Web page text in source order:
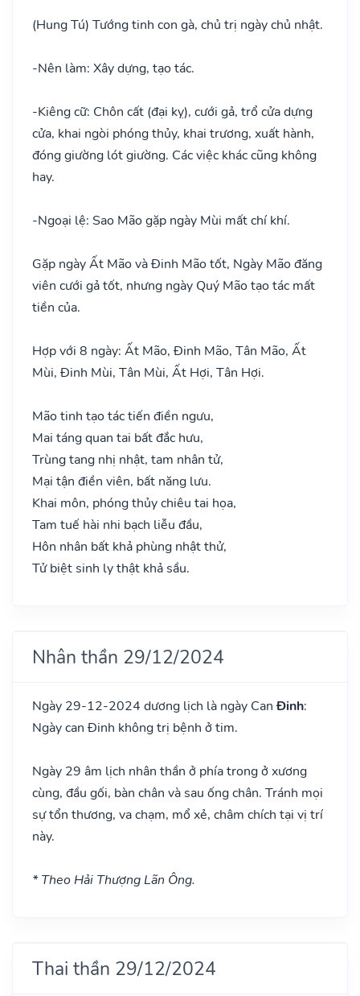
(Hung Tú) Tướng tinh con gà, chủ trị ngày chủ nhật.
-Nên làm: Xây dựng, tạo tác.
-Kiêng cữ: Chôn cất (đại kỵ), cưới gả, trổ cửa dựng
cửa, khai ngòi phóng thủy, khai trương, xuất hành,
đóng giường lót giường. Các việc khác cũng không
hay.
-Ngoại lệ: Sao Mão gặp ngày Mùi mất chí khí.
Gặp ngày Ất Mão và Đinh Mão tốt, Ngày Mão đăng
viên cưới gả tốt, nhưng ngày Quý Mão tạo tác mất
tiền của.
Hợp với 8 ngày: Ất Mão, Đinh Mão, Tân Mão, Ất
Mùi, Đinh Mùi, Tân Mùi, Ất Hợi, Tân Hợi.
Mão tinh tạo tác tiến điền ngưu,
Mai táng quan tai bất đắc hưu,
Trùng tang nhị nhật, tam nhân tử,
Mại tận điền viên, bất năng lưu.
Khai môn, phóng thủy chiêu tai họa,
Tam tuế hài nhi bạch liễu đầu,
Hôn nhân bất khả phùng nhật thử,
Tử biệt sinh ly thật khả sầu.
Nhân thần 29/12/2024
Ngày 29-12-2024 dương lịch là ngày CanĐinh:
Ngày can Đinh không trị bệnh ở tim.
Ngày 29 âm lịch nhân thần ở phía trong ở xương
cùng, đầu gối, bàn chân và sau ống chân. Tránh mọi
sự tổn thương, va chạm, mổ xẻ, châm chích tại vị trí
này.
* Theo Hải Thượng Lãn Ông.
Thai thần 29/12/2024